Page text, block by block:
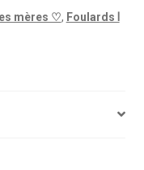
mères ♡, Foulards Ⅰ